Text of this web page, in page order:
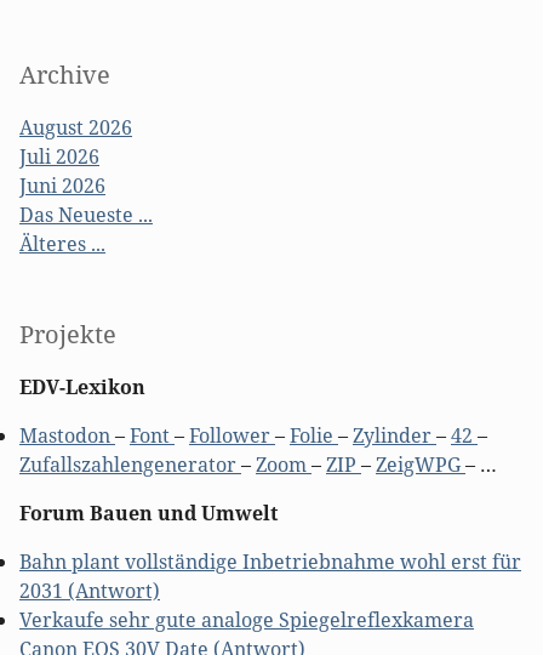
Archive
August 2026
Juli 2026
Juni 2026
Das Neueste ...
Älteres ...
Projekte
EDV-Lexikon
Mastodon–Font–Follower–Folie –Zylinder–42 –
Zufallszahlengenerator–Zoom–ZIP –ZeigWPG– …
Forum Bauen und Umwelt
Bahn plant vollständige Inbetriebnahme wohl erst für
2031 (Antwort)
Verkaufe sehr gute analoge Spiegelreflexkamera
Canon EOS 30V Date (Antwort)